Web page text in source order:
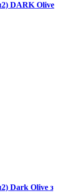
DARK Olive
Dark Olive з